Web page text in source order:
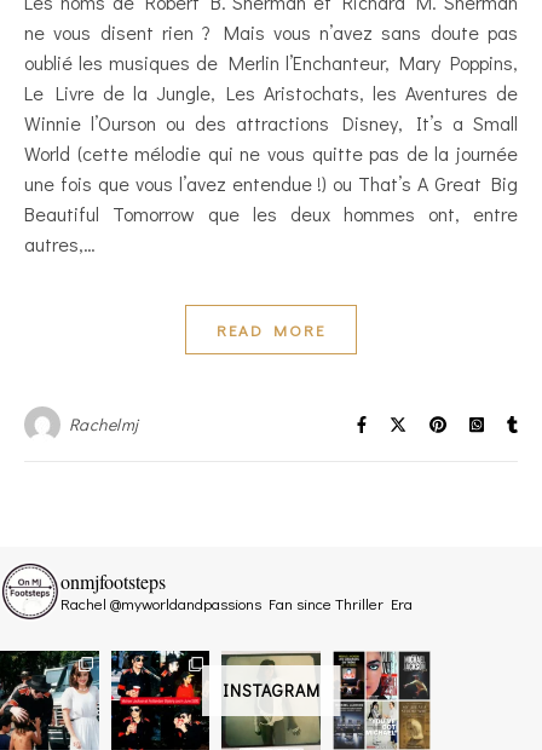
ne vous disent rien ? Mais vous n’avez sans doute pas
oublié les musiques de Merlin l’Enchanteur, Mary Poppins,
Le Livre de la Jungle, Les Aristochats, les Aventures de
Winnie l’Ourson ou des attractions Disney, It’s a Small
World (cette mélodie qui ne vous quitte pas de la journée
une fois que vous l’avez entendue !) ou That’s A Great Big
Beautiful Tomorrow que les deux hommes ont, entre
autres,…
READ MORE
Rachelmj
INSTAGRAM
onmjfootsteps
Rachel @myworldandpassions Fan since Thriller Era